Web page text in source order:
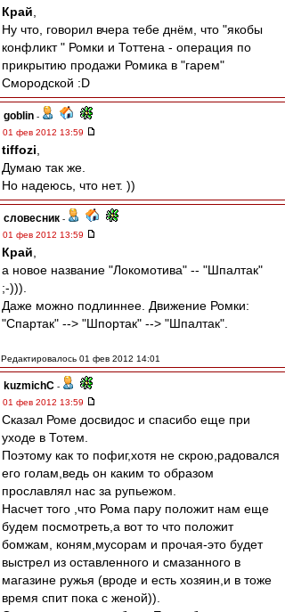
Край
Ну что, говорил вчера тебе днём, что "якобы
конфликт " Ромки и Тоттена - операция по
прикрытию продажи Ромика в "гарем"
Смородской :D
goblin -
01 фев 2012 13:59
tiffozi
Думаю так же.
Но надеюсь, что нет. ))
словесник -
01 фев 2012 13:59
Край
а новое название "Локомотива" -- "Шпалтак"
;-))).
Даже можно подлиннее. Движение Ромки:
"Спартак" --> "Шпортак" --> "Шпалтак".
Редактировалось 01 фев 2012 14:01
kuzmichC -
01 фев 2012 13:59
Сказал Роме досвидос и спасибо еще при
уходе в Тотем.
Поэтому как то пофиг,хотя не скрою,радовался
его голам,ведь он каким то образом
прославлял нас за рупьежом.
Насчет того ,что Рома пару положит нам еще
будем посмотреть,а вот то что положит
бомжам, коням,мусорам и прочая-это будет
выстрел из оставленного и смазанного в
магазине ружья (вроде и есть хозяин,и в тоже
время спит пока с женой)).